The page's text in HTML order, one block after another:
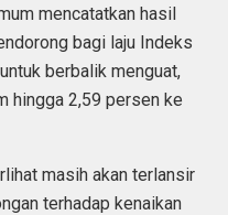
mencatatkan hasil
bagi laju Indeks
berbalik menguat,
hingga 2,59 persen ke
masih akan terlansir
terhadap kenaikan